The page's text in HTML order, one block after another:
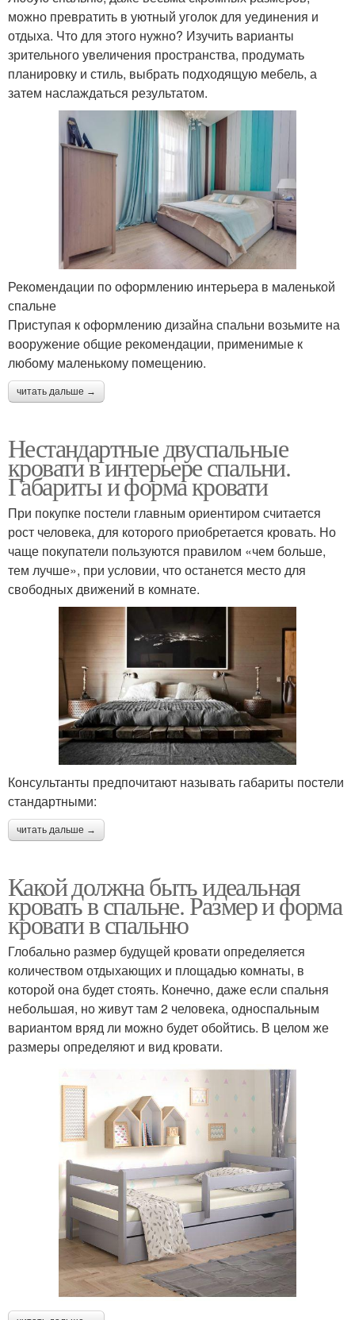
можно превратить в уютный уголок для уединения и
отдыха. Что для этого нужно? Изучить варианты
зрительного увеличения пространства, продумать
планировку и стиль, выбрать подходящую мебель, а
затем наслаждаться результатом.
Рекомендации по оформлению интерьера в маленькой
спальне
Приступая к оформлению дизайна спальни возьмите на
вооружение общие рекомендации, применимые к
любому маленькому помещению.
читать дальше →
Нестандартные двуспальные
кровати в интерьере спальни.
Габариты и форма кровати
При покупке постели главным ориентиром считается
рост человека, для которого приобретается кровать. Но
чаще покупатели пользуются правилом «чем больше,
тем лучше», при условии, что останется место для
свободных движений в комнате.
Консультанты предпочитают называть габариты постели
стандартными:
читать дальше →
Какой должна быть идеальная
кровать в спальне. Размер и форма
кровати в спальню
Глобально размер будущей кровати определяется
количеством отдыхающих и площадью комнаты, в
которой она будет стоять. Конечно, даже если спальня
небольшая, но живут там 2 человека, односпальным
вариантом вряд ли можно будет обойтись. В целом же
размеры определяют и вид кровати.